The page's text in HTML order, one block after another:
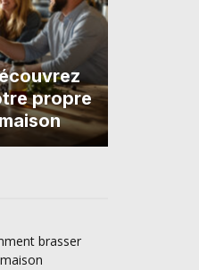
propre
brasser